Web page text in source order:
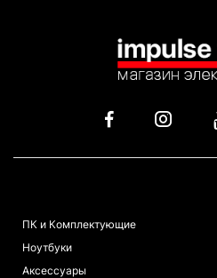
ПК и Комплектующие
Ноутбуки
Аксессуары